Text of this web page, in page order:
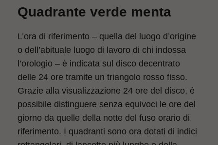
Quadrante verde menta
L’ora di riferimento – quella del luogo d’origine
o dell’abituale luogo di lavoro di chi indossa
l’orologio – è indicata sul disco decentrato
delle 24 ore tramite un triangolo rosso fisso.
Grazie alla visualizzazione 24 ore del disco, è
possibile distinguere senza equivoci le ore del
giorno da quelle della notte del fuso orario di
riferimento. I quadranti sono ora dotati di indici